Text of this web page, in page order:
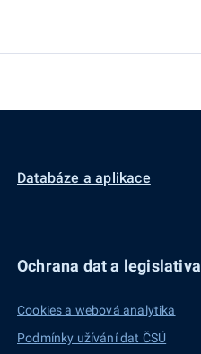
Databáze a aplikace
Ochrana dat a legislativa
Cookies a webová analytika
Podmínky užívání dat ČSÚ